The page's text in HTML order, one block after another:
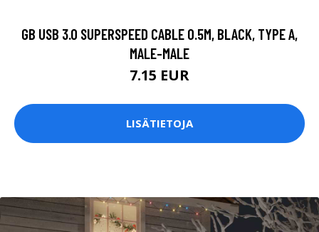
GB USB 3.0 SUPERSPEED CABLE 0.5M, BLACK, TYPE A,
MALE-MALE
7.15 EUR
LISÄTIETOJA